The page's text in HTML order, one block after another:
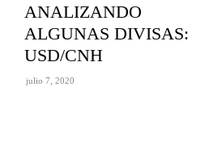
ANALIZANDO
ALGUNAS DIVISAS:
USD/CNH
julio 7, 2020